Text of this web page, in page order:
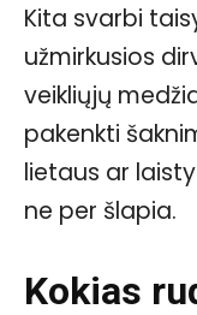
Kita svarbi
užmirkusios
veikliųjų
pakenkti
lietaus ar
ne per šlapia.
Kokias